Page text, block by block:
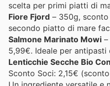
scelta per primi piatti di
Fiore Fjord – 350g,
secondo piatto di mare
Salmone Marinato Mowi
5,99€. Ideale per antipasti
Lenticchie Secche Bio
Sconto Soci: 2,15€